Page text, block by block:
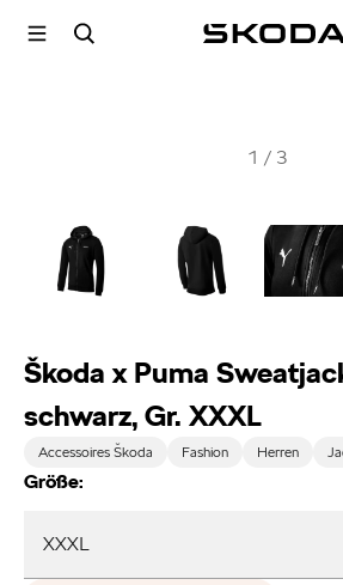
1 / 3
Škoda x Puma
schwarz, Gr. XXXL
Accessoires Škoda Fashion Herren
Größe:
XXXL